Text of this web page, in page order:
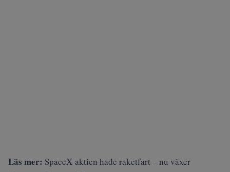
Läs mer: SpaceX-aktien hade raketfart – nu växer